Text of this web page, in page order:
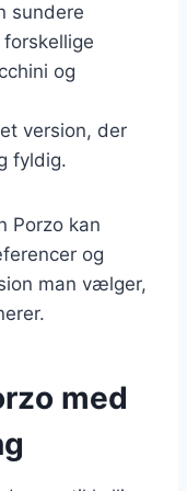
sundere
og
version, der
fyldig.
Porzo kan
og
man vælger,
med